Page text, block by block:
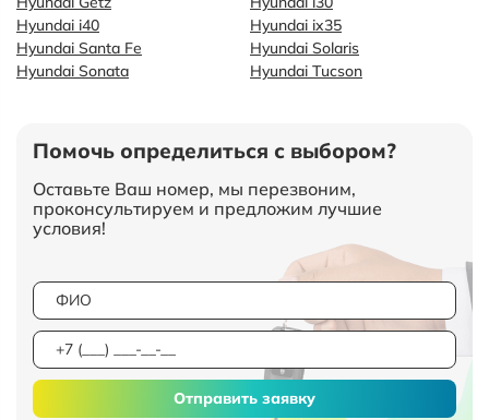
Hyundai i40
Hyundai ix35
Hyundai Santa Fe
Hyundai Solaris
Hyundai Sonata
Hyundai Tucson
Помочь определиться с выбором?
Оставьте Ваш номер, мы перезвоним,
проконсультируем и предложим лучшие
условия!
Отправить заявку